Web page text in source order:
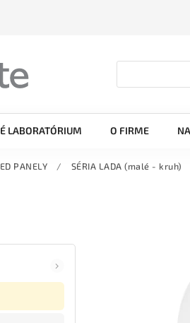
LABORATÓRIUM O FIRME
PANELY / SÉRIA LADA (malé - kruh)